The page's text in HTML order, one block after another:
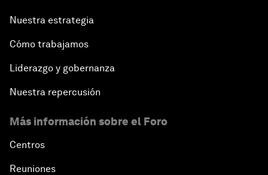
Nuestra estrategia
Cómo trabajamos
Liderazgo y gobernanza
Nuestra repercusión
Más información sobre el Foro
Centros
Reuniones